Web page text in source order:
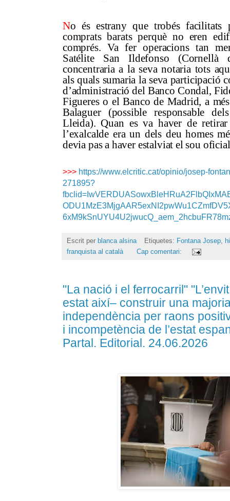
No és estrany que trobés facilitats
comprats barats perquè no eren
comprés. Va fer operacions tan
Satélite San Ildefonso (Cornellà
concentraria a la seva notaria tots
als quals sumaria la seva participació
d’administració del Banco Condal,
Figueres o el Banco de Madrid, a
Balaguer (possible responsable
Lleida). Quan es va haver de
l’exalcalde era un dels deu homes
devia pas a haver estalviat el sou
>>> https://www.elcritic.cat/opinio/josep-
271895?
Escrit per blanca alsina Etiquetes: Fontana Josep,
franquista al català
Cap comentari:
"La nació i el ferrocarril"
estat així– construir una
independència per raons
i incompetència de l’estat
Partal. Editorial. 24.06.2026